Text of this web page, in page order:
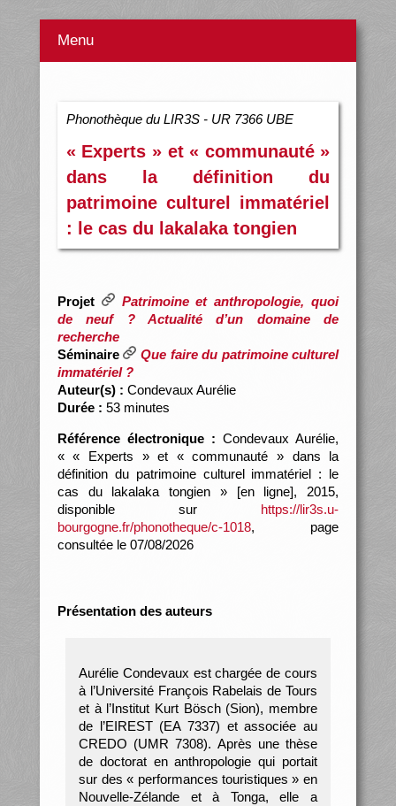
Menu
Phonothèque du LIR3S - UR 7366 UBE
« Experts » et « communauté »
dans la définition du
patrimoine culturel immatériel
: le cas du lakalaka tongien
Projet
Patrimoine et anthropologie, quoi
de neuf ? Actualité d’un domaine de
recherche
Séminaire
Que faire du patrimoine culturel
immatériel ?
Auteur(s) : Condevaux Aurélie
Durée : 53 minutes
Référence électronique : Condevaux Aurélie,
« « Experts » et « communauté » dans la
définition du patrimoine culturel immatériel : le
cas du lakalaka tongien » [en ligne], 2015,
disponible sur https://lir3s.u-
bourgogne.fr/phonotheque/c-1018, page
consultée le 07/08/2026
Présentation des auteurs
Aurélie Condevaux est chargée de cours
à l’Université François Rabelais de Tours
et à l’Institut Kurt Bösch (Sion), membre
de l’EIREST (EA 7337) et associée au
CREDO (UMR 7308). Après une thèse
de doctorat en anthropologie qui portait
sur des « performances touristiques » en
Nouvelle-Zélande et à Tonga, elle a